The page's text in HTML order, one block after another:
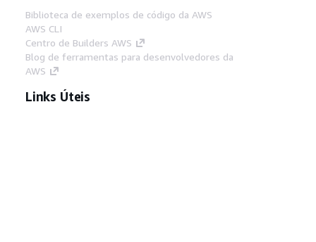
Biblioteca de exemplos de código da AWS
AWS CLI
Centro de Builders AWS
Blog de ferramentas para desenvolvedores da
AWS
Links Úteis